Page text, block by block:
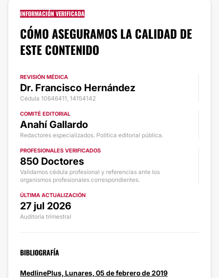
INFORMACIÓN VERIFICADA
CÓMO ASEGURAMOS LA CALIDAD DE
ESTE CONTENIDO
REVISIÓN MÉDICA
Dr. Francisco Hernández
Cédula 10646411, 14154142
COMITÉ EDITORIAL
Anahí Gallardo
Redactores especializados. Política editorial pública.
PROFESIONALES VERIFICADOS
850 Doctores
Validamos cédula profesional y referencias ante los
organismos profesionales correspondientes.
ÚLTIMA ACTUALIZACIÓN
27 jul 2026
Auditoría trimestral
BIBLIOGRAFÍA
MedlinePlus, Lunares, 05 de febrero de 2019